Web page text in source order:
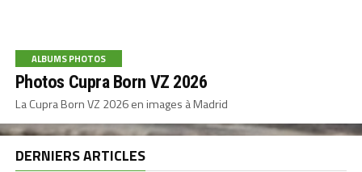
ALBUMS PHOTOS
Photos Cupra Born VZ 2026
La Cupra Born VZ 2026 en images à Madrid
DERNIERS ARTICLES